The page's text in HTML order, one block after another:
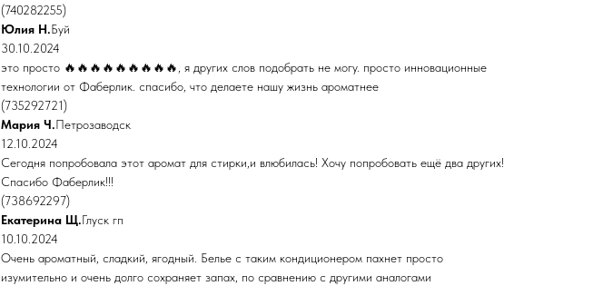
(740282255)
Юлия Н.Буй
30.10.2024
это просто 🔥🔥🔥🔥🔥🔥🔥🔥🔥, я других слов подобрать не могу. просто инновационные
технологии от Фаберлик. спасибо, что делаете нашу жизнь ароматнее
(735292721)
Мария Ч.Петрозаводск
12.10.2024
Сегодня попробовала этот аромат для стирки,и влюбилась! Хочу попробовать ещё два других!
Спасибо Фаберлик!!!
(738692297)
Екатерина Щ.Глуск гп
10.10.2024
Очень ароматный, сладкий, ягодный. Белье с таким кондиционером пахнет просто
изумительно и очень долго сохраняет запах, по сравнению с другими аналогами